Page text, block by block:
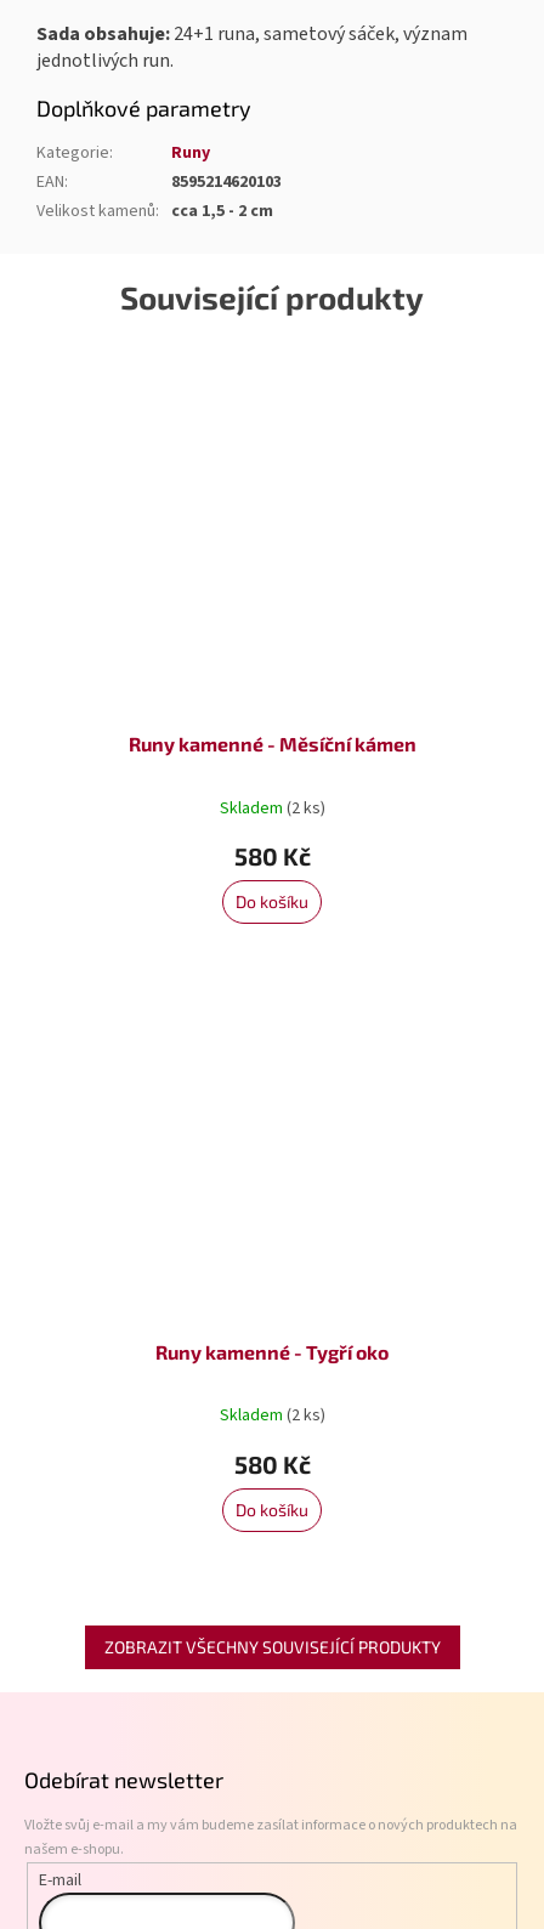
Související produkty
Runy kamenné - Měsíční kámen
Skladem (2 ks)
580 Kč
Do košíku
Runy kamenné - Tygří oko
Skladem (2 ks)
580 Kč
Do košíku
ZOBRAZIT VŠECHNY SOUVISEJÍCÍ PRODUKTY
Sada obsahuje:24+1 runa, sametový sáček, význam
jednotlivých run.
Doplňkové parametry
Kategorie:
Runy
EAN:
8595214620103
Velikost kamenů: cca 1,5 - 2 cm
Odebírat newsletter
Vložte svůj e-mail a my vám budeme zasílat informace o nových produktech na
našem e-shopu.
E-mail